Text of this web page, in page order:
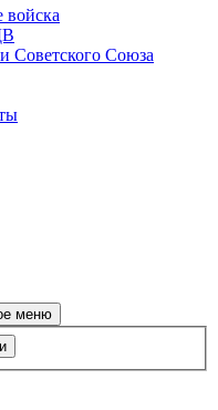
Советского Союза
меню